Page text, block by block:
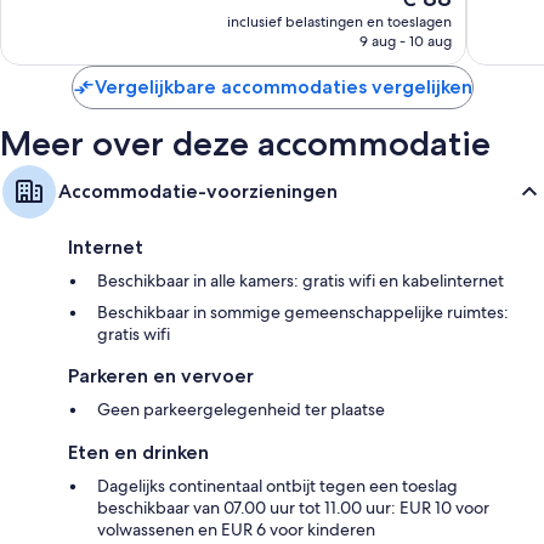
prijs
is
inclusief belastingen en toeslagen
9 aug - 10 aug
Vergelijkbare accommodaties vergelijken
Meer over deze accommodatie
Accommodatie-voorzieningen
Internet
Beschikbaar in alle kamers: gratis wifi en kabelinternet
Beschikbaar in sommige gemeenschappelijke ruimtes:
gratis wifi
Parkeren en vervoer
Geen parkeergelegenheid ter plaatse
Eten en drinken
Dagelijks continentaal ontbijt tegen een toeslag
beschikbaar van 07.00 uur tot 11.00 uur: EUR 10 voor
volwassenen en EUR 6 voor kinderen